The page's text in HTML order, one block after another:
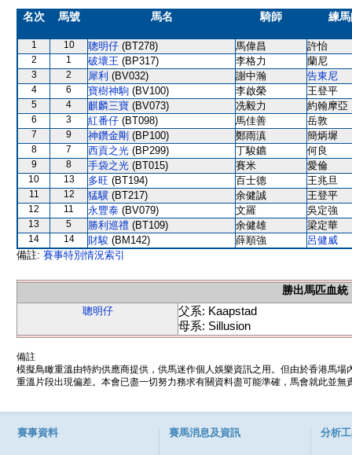
名次 馬號 馬名 騎師 練
1 10 聰明仔 (BT278) 馬偉昌 許怡
2 1 破壞王 (BP317) 李格力 蘭尼
3 2 犀利 (BV032) 謝中瀚 告東尼
4 6 寶樹神駒 (BV100) 李啟榮 王登平
5 4 麒麟三寶 (BV073) 冼毅力 約翰摩亞
6 3 紅番仔 (BT098) 馬佳善 岳敦
7 9 神鑽金剛 (BP100) 鄭雨滇 簡炳墀
8 7 西貢之光 (BP299) 丁駿鑣 何良
9 8 手袋之光 (BT015) 賽米 愛倫
10 13 多旺 (BT194) 百士德 王兆旦
11 12 猛驥 (BT217) 余健誠 王登平
12 11 永豐泰 (BV079) 文羅 吳定強
13 5 勝利巡禮 (BT109) 余健雄 梁定華
14 14 財駿 (BM142) 薛順強
呂健威
備註: 賽事特別情況索引
勝出馬匹血統
聰明仔
父系: Kaapstad
母系: Sillusion
備註
模擬鳥瞰重溫由特約供應商提供，供馬迷作個人娛樂資訊之用。但由於香港馬
重溫片段出現偏差。本會已盡一切努力務求有關資料盡可能準確，馬會就此並
賽事資料 賽馬消息及資訊 分析